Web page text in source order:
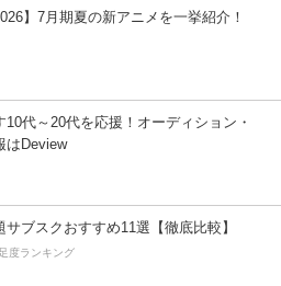
】7月期夏の新アニメを一挙紹介！
10代～20代を応援！オーディション・
はDeview
ブスクおすすめ11選【徹底比較】
度ランキング